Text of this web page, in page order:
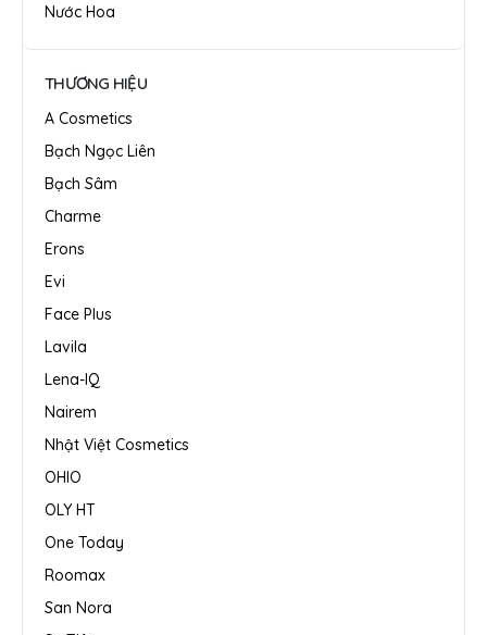
Nước Hoa
THƯƠNG HIỆU
A Cosmetics
Bạch Ngọc Liên
Bạch Sâm
Charme
Erons
Evi
Face Plus
Lavila
Lena-IQ
Nairem
Nhật Việt Cosmetics
OHIO
OLY HT
One Today
Roomax
San Nora